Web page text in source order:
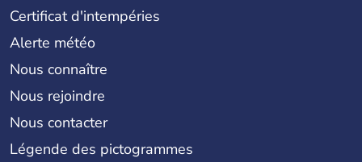
Certificat d'intempéries
Alerte météo
Nous connaître
Nous rejoindre
Nous contacter
Légende des pictogrammes